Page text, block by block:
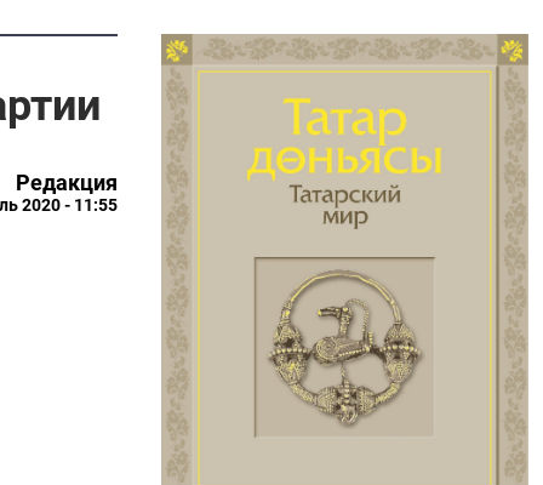
Редакция
2020 - 11:55